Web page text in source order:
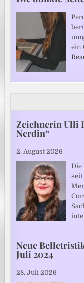
ein
Zeichnerin Ulli
Nerdin“
2. August 2026
Die
seit
Neue
Juli 2024
28. Juli 2026